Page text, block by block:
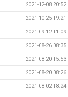
2021-12-08 20:52
2021-10-25 19:21
2021-09-12 11:09
2021-08-26 08:35
2021-08-20 15:53
2021-08-20 08:26
2021-08-02 18:24